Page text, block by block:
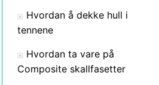
Hvordan å dekke hull i
tennene
Hvordan ta vare på
Composite skallfasetter